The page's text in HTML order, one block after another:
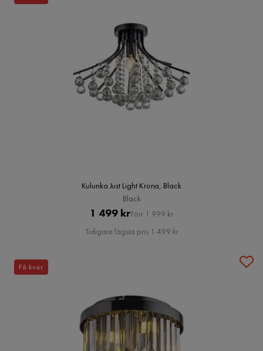
Kulunka Just Light Krona, Black
Black
Pris
1 499 krOriginal
Pris
Förr 1 999 kr
Tidigare lägsta pris 1 499 kr
Få kvar